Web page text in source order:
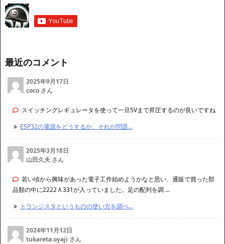
最近のコメント
2025年9月17日
coco さん
スイッチングレギュレータを使って一旦5Vまで昇圧するのが良いですね
ESP32の電源をどうするか、それが問題...
2025年3月18日
山田久夫 さん
若い頃から興味があった電子工作始めようかなと思い、通販で買った部
品類の中に2222Ａ331が入っていました。足の配列を調 ...
トランジスタというものの使い方を調べ...
2024年11月12日
tukareta.oyaji さん